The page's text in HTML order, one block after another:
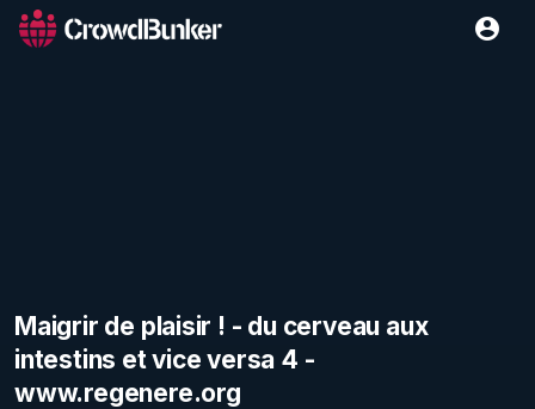
Maigrir de plaisir ! - du cerveau aux
intestins et vice versa 4 -
www.regenere.org